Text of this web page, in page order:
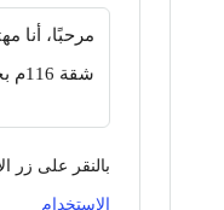
بالنقر على زر
الاستخدام